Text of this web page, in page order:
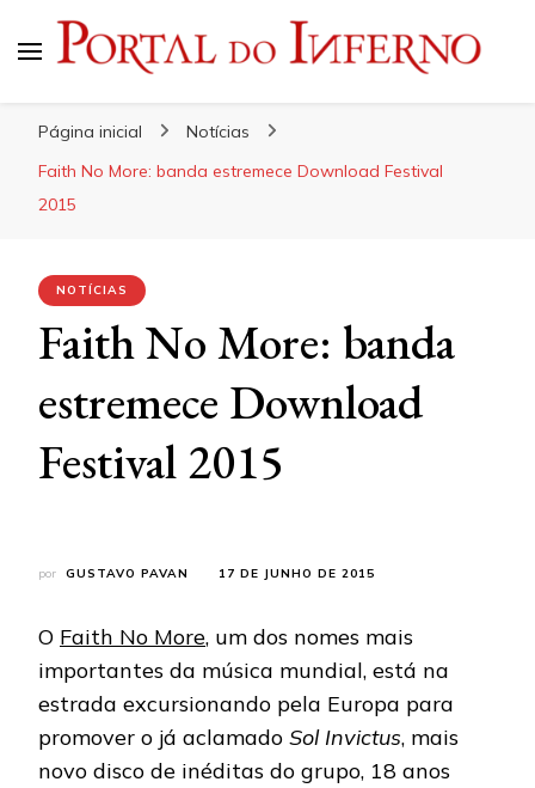
Página inicial
Notícias
Faith No More: banda estremece Download Festival
2015
NOTÍCIAS
Faith No More: banda
estremece Download
Festival 2015
por GUSTAVO PAVAN 17 DE JUNHO DE 2015
O Faith No More, um dos nomes mais
importantes da música mundial, está na
estrada excursionando pela Europa para
promover o já aclamado Sol Invictus, mais
novo disco de inéditas do grupo, 18 anos